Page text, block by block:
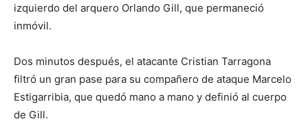
izquierdo del arquero Orlando Gill, que permaneció
inmóvil.
Dos minutos después, el atacante Cristian Tarragona
filtró un gran pase para su compañero de ataque Marcelo
Estigarribia, que quedó mano a mano y definió al cuerpo
de Gill.